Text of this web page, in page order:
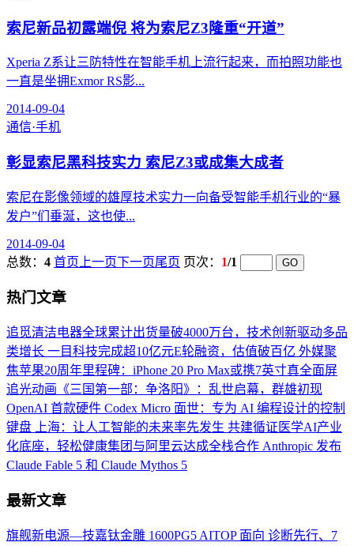
索尼新品初露端倪 将为索尼Z3隆重“开道”
Xperia Z系让三防特性在智能手机上流行起来，而拍照功能也
一直是坐拥Exmor RS影...
2014-09-04
通信·手机
彰显索尼黑科技实力 索尼Z3或成集大成者
索尼在影像领域的雄厚技术实力一向备受智能手机行业的“暴
发户”们垂涎，这也使...
2014-09-04
总数： 4 首页 上一页下一页尾页 页次： 1/1
热门文章
追觅清洁电器全球累计出货量破4000万台，技术创新驱动多品
类增长 一目科技完成超10亿元E轮融资，估值破百亿 外媒聚
焦苹果20周年里程碑：iPhone 20 Pro Max或携7英寸真全面屏
追光动画《三国第一部：争洛阳》：乱世启幕，群雄初现
OpenAI 首款硬件 Codex Micro 面世：专为 AI 编程设计的控制
键盘
上海：让人工智能的未来率先发生 共建循证医学AI产业
化底座，轻松健康集团与阿里云达成全栈合作 Anthropic 发布
Claude Fable 5 和 Claude Mythos 5
最新文章
旗舰新电源—技嘉钛金雕 1600PG5 AITOP 面向 诊断先行、7